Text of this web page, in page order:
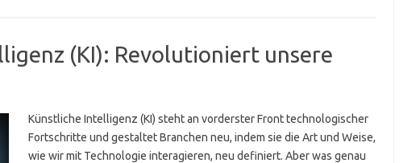
(KI): Revolutioniert unsere
Künstliche Intelligenz (KI) steht an vorderster Front technologischer
Fortschritte und gestaltet Branchen neu, indem sie die Art und Weise,
wie wir mit Technologie interagieren, neu definiert. Aber was genau